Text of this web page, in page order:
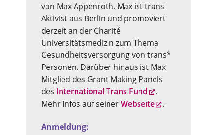
von Max Appenroth. Max ist trans
Aktivist aus Berlin und promoviert
derzeit an der Charité
Universitätsmedizin zum Thema
Gesundheitsversorgung von trans*
Personen. Darüber hinaus ist Max
Mitglied des Grant Making Panels
des International Trans Fund
.
Mehr Infos auf seinerWebseite .
Anmeldung: